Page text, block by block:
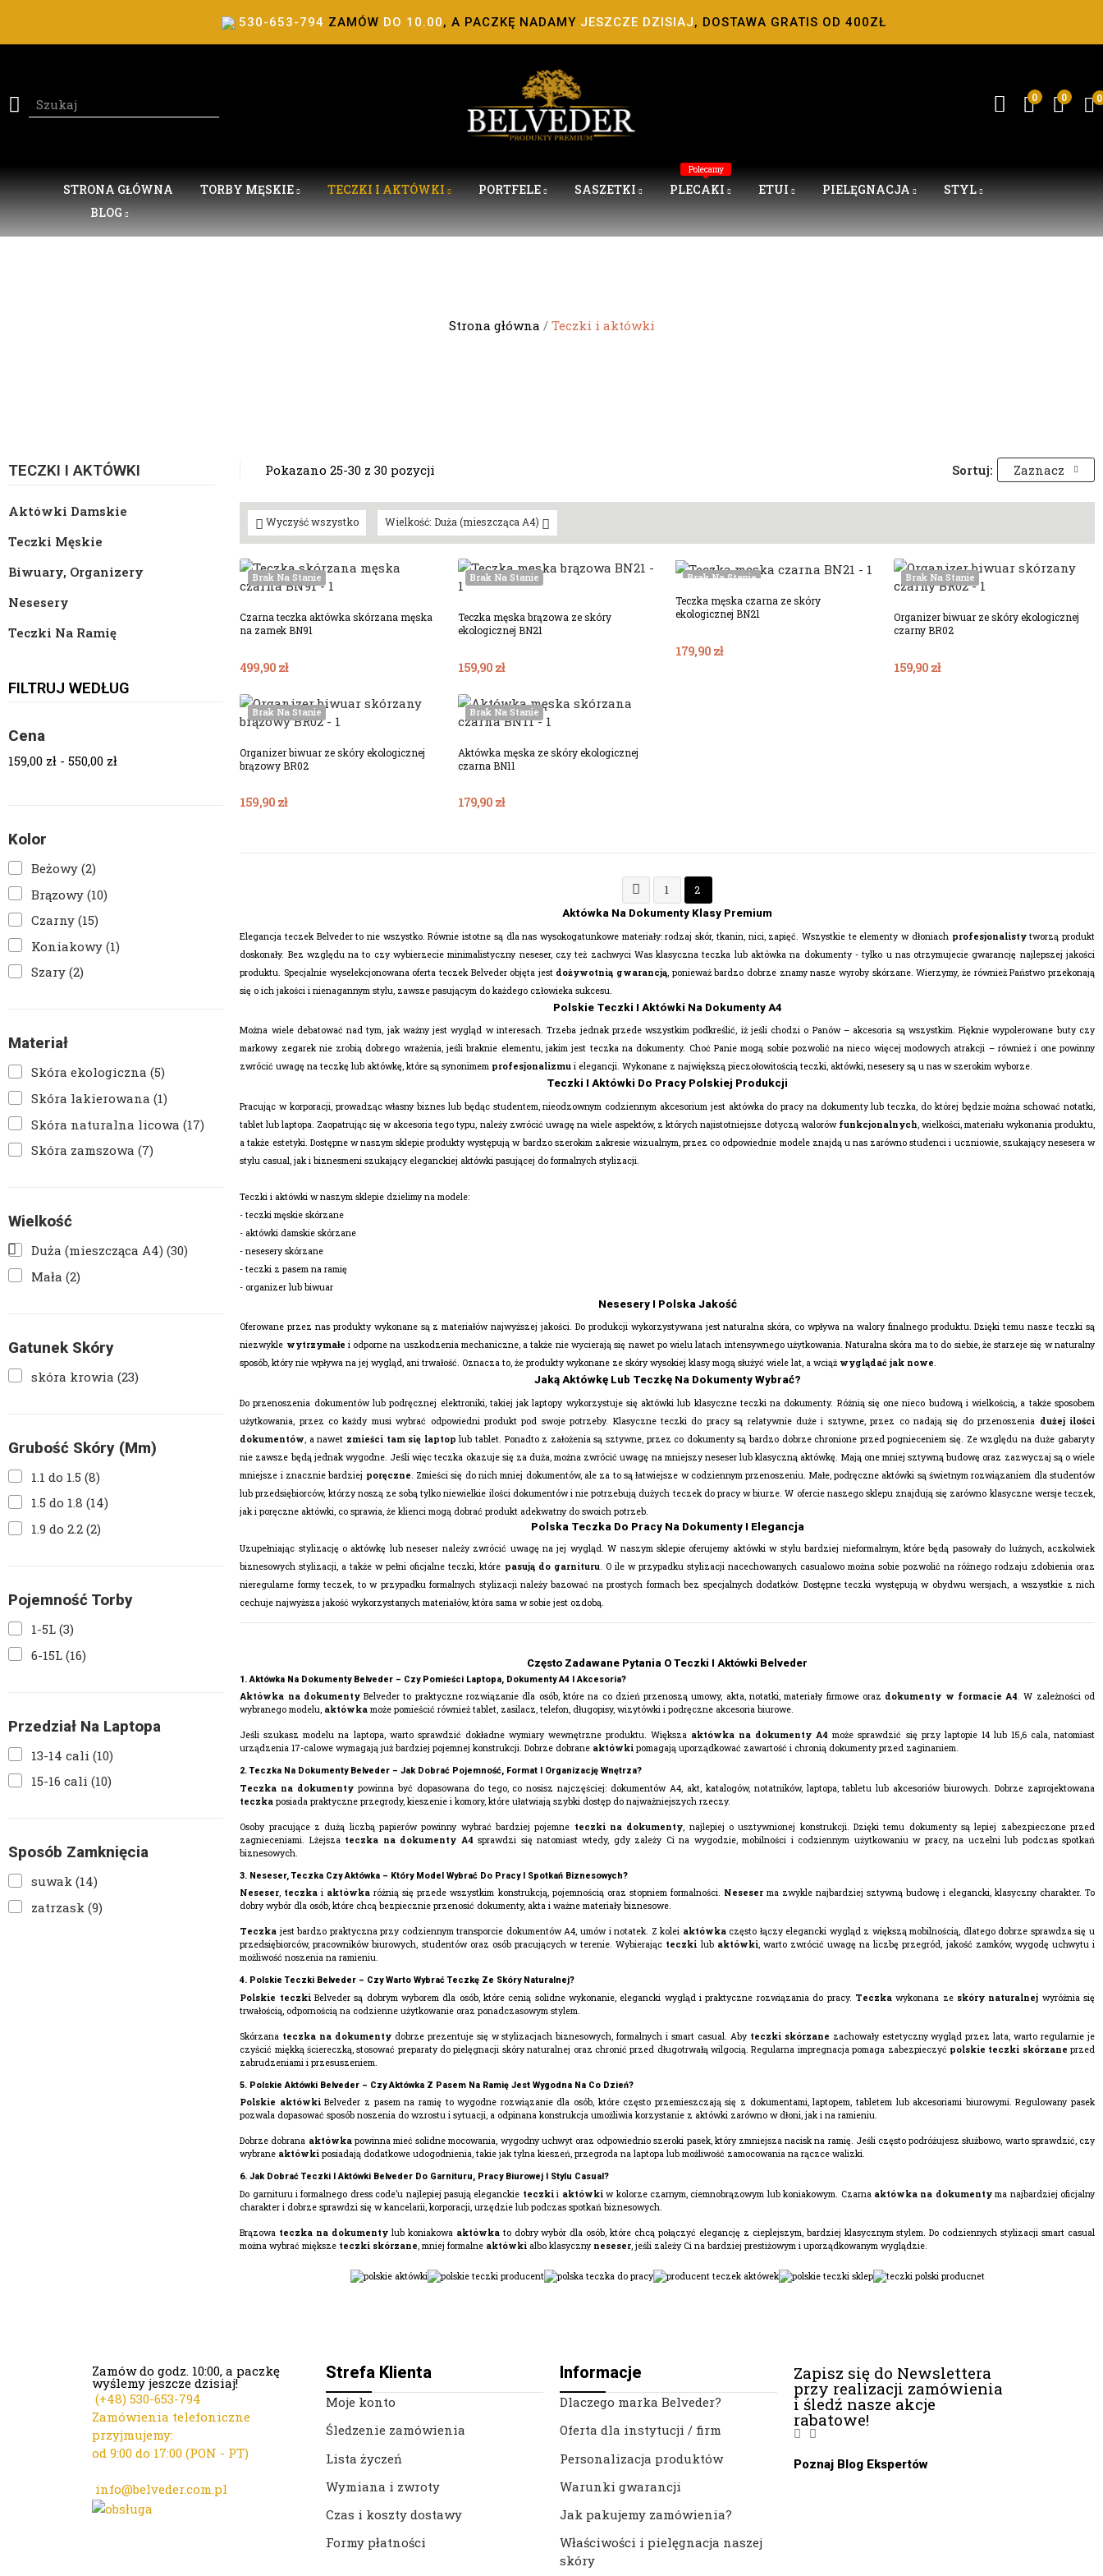
530-653-794 ZAMÓW DO 10.00, A PACZKĘ NADAMY JESZCZE DZISIAJ, DOSTAWA GRATIS OD 400ZŁ
0 0 0
STRONA GŁÓWNA TORBY MĘSKIE TECZKI I AKTÓWKI PORTFELE SASZETKI PLECAKI
Polecamy
ETUI PIELĘGNACJA
STYL
BLOG
Strona główna Teczki i aktówki
TECZKI I AKTÓWKI
Aktówki Damskie
Teczki Męskie
Biwuary, Organizery
Nesesery
Teczki Na Ramię
FILTRUJ WEDŁUG
Cena
159,00 zł - 550,00 zł
Kolor
Beżowy(2)
Brązowy(10)
Czarny(15)
Koniakowy(1)
Szary(2)
Materiał
Skóra ekologiczna(5)
Skóra lakierowana(1)
Skóra naturalna licowa(17)
Skóra zamszowa(7)
Wielkość
Duża (mieszcząca A4)(30)
Mała(2)
Gatunek Skóry
skóra krowia(23)
Grubość Skóry (mm)
1.1 do 1.5(8)
1.5 do 1.8(14)
1.9 do 2.2(2)
Pojemność Torby
1-5L(3)
6-15L(16)
Przedział Na Laptopa
13-14 cali(10)
15-16 cali(10)
Sposób Zamknięcia
suwak(14)
zatrzask(9)
Pokazano 25-30 z 30 pozycji Sortuj: Zaznacz
Wyczyść wszystko Wielkość: Duża (mieszcząca A4)
Brak Na Stanie
Czarna teczka aktówka skórzana męska
na zamek BN91
499,90 zł
Brak Na Stanie
Teczka męska brązowa ze skóry
ekologicznej BN21
159,90 zł
Brak Na Stanie
Teczka męska czarna ze skóry
ekologicznej BN21
179,90 zł
Brak Na Stanie
Organizer biwuar ze skóry ekologicznej
czarny BR02
159,90 zł
Brak Na Stanie
Organizer biwuar ze skóry ekologicznej
brązowy BR02
159,90 zł
Brak Na Stanie
Aktówka męska ze skóry ekologicznej
czarna BN11
179,90 zł
 1 2
Aktówka Na Dokumenty Klasy Premium
Elegancja teczek Belveder to nie wszystko. Równie istotne są dla nas wysokogatunkowe materiały: rodzaj skór, tkanin, nici, zapięć. Wszystkie te elementy w dłoniach profesjonalistytworzą produkt
doskonały. Bez względu na to czy wybierzecie minimalistyczny neseser, czy też zachwyci Was klasyczna teczka lub aktówka na dokumenty- tylko u nas otrzymujecie gwarancję najlepszej jakości
produktu. Specjalnie wyselekcjonowana oferta teczek Belveder objęta jest dożywotnią gwarancją, ponieważ bardzo dobrze znamy nasze wyroby skórzane. Wierzymy, że również Państwo przekonają
się o ich jakości i nienagannym stylu, zawsze pasującym do każdego człowieka sukcesu.
Polskie Teczki I Aktówki Na Dokumenty A4
Można wiele debatować nad tym, jak ważny jest wygląd w interesach. Trzeba jednak przede wszystkim podkreślić, iż jeśli chodzi o Panów – akcesoria są wszystkim. Pięknie wypolerowane buty czy
markowy zegarek nie zrobią dobrego wrażenia, jeśli braknie elementu, jakim jest teczka na dokumenty. Choć Panie mogą sobie pozwolić na nieco więcej modowych atrakcji – również i one powinny
zwrócić uwagę na teczkę lub aktówkę, które są synonimem profesjonalizmu i elegancji. Wykonane z największą pieczołowitością teczki, aktówki, nesesery są u nas w szerokim wyborze.
Teczki I Aktówki Do Pracy Polskiej Produkcji
Pracując w korporacji, prowadząc własny biznes lub będąc studentem, nieodzownym codziennym akcesorium jest aktówka do pracy na dokumenty lub teczka, do której będzie można schować notatki,
tablet lub laptopa. Zaopatrując się w akcesoria tego typu, należy zwrócić uwagę na wiele aspektów, z których najistotniejsze dotyczą walorów funkcjonalnych, wielkości, materiału wykonania produktu,
a także estetyki. Dostępne w naszym sklepie produkty występują w bardzo szerokim zakresie wizualnym, przez co odpowiednie modele znajdą u nas zarówno studenci i uczniowie, szukający nesesera w
stylu casual, jak i biznesmeni szukający eleganckiej aktówki pasującej do formalnych stylizacji.
Teczki i aktówki w naszym sklepie dzielimy na modele:
-teczki męskie skórzane
- aktówki damskie skórzane
-nesesery skórzane
-teczki z pasem na ramię
- organizer lub biwuar
Nesesery I Polska Jakość
Oferowane przez nas produkty wykonane są z materiałów najwyższej jakości. Do produkcji wykorzystywana jest naturalna skóra, co wpływa na walory finalnego produktu. Dzięki temu nasze teczki są
niezwykle wytrzymałe i odporne na uszkodzenia mechaniczne, a także nie wycierają się nawet po wielu latach intensywnego użytkowania. Naturalna skóra ma to do siebie, że starzeje się w naturalny
sposób, który nie wpływa na jej wygląd, ani trwałość. Oznacza to, że produkty wykonane ze skóry wysokiej klasy mogą służyć wiele lat, a wciąż wyglądać jak nowe.
Jaką Aktówkę Lub Teczkę Na Dokumenty Wybrać?
Do przenoszenia dokumentów lub podręcznej elektroniki, takiej jak laptopy wykorzystuje się aktówki lub klasyczne teczki na dokumenty. Różnią się one nieco budową i wielkością, a także sposobem
użytkowania, przez co każdy musi wybrać odpowiedni produkt pod swoje potrzeby. Klasyczne teczki do pracy są relatywnie duże i sztywne, przez co nadają się do przenoszenia dużej ilości
dokumentów, a nawet zmieści tam się laptop lub tablet. Ponadto z założenia są sztywne, przez co dokumenty są bardzo dobrze chronione przed pognieceniem się. Ze względu na duże gabaryty
nie zawsze będą jednak wygodne. Jeśli więc teczka okazuje się za duża, można zwrócić uwagę na mniejszy neseser lub klasyczną aktówkę. Mają one mniej sztywną budowę oraz zazwyczaj są o wiele
mniejsze i znacznie bardziej poręczne. Zmieści się do nich mniej dokumentów, ale za to są łatwiejsze w codziennym przenoszeniu. Małe, podręczne aktówki są świetnym rozwiązaniem dla studentów
lub przedsiębiorców, którzy noszą ze sobą tylko niewielkie ilości dokumentów i nie potrzebują dużych teczek do pracy w biurze. W ofercie naszego sklepu znajdują się zarówno klasyczne wersje teczek,
jak i poręczne aktówki, co sprawia, że klienci mogą dobrać produkt adekwatny do swoich potrzeb.
Polska Teczka Do Pracy Na Dokumenty I Elegancja
Uzupełniając stylizację o aktówkę lub neseser należy zwrócić uwagę na jej wygląd. W naszym sklepie oferujemy aktówki w stylu bardziej nieformalnym, które będą pasowały do luźnych, aczkolwiek
biznesowych stylizacji, a także w pełni oficjalne teczki, które pasują do garnituru. O ile w przypadku stylizacji nacechowanych casualowo można sobie pozwolić na różnego rodzaju zdobienia oraz
nieregularne formy teczek, to w przypadku formalnych stylizacji należy bazować na prostych formach bez specjalnych dodatków. Dostępne teczki występują w obydwu wersjach, a wszystkie z nich
cechuje najwyższa jakość wykorzystanych materiałów, która sama w sobie jest ozdobą.
Często Zadawane Pytania O Teczki I Aktówki Belveder
1. Aktówka Na Dokumenty Belveder – Czy Pomieści Laptopa, Dokumenty A4 I Akcesoria?
Aktówka na dokumentyBelveder to praktyczne rozwiązanie dla osób, które na co dzień przenoszą umowy, akta, notatki, materiały firmowe oraz dokumenty w formacie A4. W zależności od
wybranego modelu, aktówka może pomieścić również tablet, zasilacz, telefon, długopisy, wizytówki i podręczne akcesoria biurowe.
Jeśli szukasz modelu na laptopa, warto sprawdzić dokładne wymiary wewnętrzne produktu. Większa aktówka na dokumenty A4 może sprawdzić się przy laptopie 14 lub 15,6 cala, natomiast
urządzenia 17-calowe wymagają już bardziej pojemnej konstrukcji. Dobrze dobrane aktówki pomagają uporządkować zawartość i chronią dokumenty przed zaginaniem.
2. Teczka Na Dokumenty Belveder – Jak Dobrać Pojemność, Format I Organizację Wnętrza?
Teczka na dokumenty powinna być dopasowana do tego, co nosisz najczęściej: dokumentów A4, akt, katalogów, notatników, laptopa, tabletu lub akcesoriów biurowych. Dobrze zaprojektowana
teczka posiada praktyczne przegrody, kieszenie i komory, które ułatwiają szybki dostęp do najważniejszych rzeczy.
Osoby pracujące z dużą liczbą papierów powinny wybrać bardziej pojemne teczki na dokumenty, najlepiej o usztywnionej konstrukcji. Dzięki temu dokumenty są lepiej zabezpieczone przed
zagnieceniami. Lżejsza teczka na dokumenty A4 sprawdzi się natomiast wtedy, gdy zależy Ci na wygodzie, mobilności i codziennym użytkowaniu w pracy, na uczelni lub podczas spotkań
biznesowych.
3. Neseser, Teczka Czy Aktówka – Który Model Wybrać Do Pracy I Spotkań Biznesowych?
Neseser, teczka i aktówka różnią się przede wszystkim konstrukcją, pojemnością oraz stopniem formalności. Neseserma zwykle najbardziej sztywną budowę i elegancki, klasyczny charakter. To
dobry wybór dla osób, które chcą bezpiecznie przenosić dokumenty, akta i ważne materiały biznesowe.
Teczka jest bardzo praktyczna przy codziennym transporcie dokumentów A4, umów i notatek. Z kolei aktówkaczęsto łączy elegancki wygląd z większą mobilnością, dlatego dobrze sprawdza się u
przedsiębiorców, pracowników biurowych, studentów oraz osób pracujących w terenie. Wybierając teczki lub aktówki, warto zwrócić uwagę na liczbę przegród, jakość zamków, wygodę uchwytu i
możliwość noszenia na ramieniu.
4. Polskie Teczki Belveder – Czy Warto Wybrać Teczkę Ze Skóry Naturalnej?
Polskie teczkiBelveder są dobrym wyborem dla osób, które cenią solidne wykonanie, elegancki wygląd i praktyczne rozwiązania do pracy. Teczkawykonana ze skóry naturalnej wyróżnia się
trwałością, odpornością na codzienne użytkowanie oraz ponadczasowym stylem.
Skórzana teczka na dokumentydobrze prezentuje się w stylizacjach biznesowych, formalnych i smart casual. Aby teczki skórzane zachowały estetyczny wygląd przez lata, warto regularnie je
czyścić miękką ściereczką, stosować preparaty do pielęgnacji skóry naturalnej oraz chronić przed długotrwałą wilgocią. Regularna impregnacja pomaga zabezpieczyć polskie teczki skórzane przed
zabrudzeniami i przesuszeniem.
5. Polskie Aktówki Belveder – Czy Aktówka Z Pasem Na Ramię Jest Wygodna Na Co Dzień?
Polskie aktówkiBelveder z pasem na ramię to wygodne rozwiązanie dla osób, które często przemieszczają się z dokumentami, laptopem, tabletem lub akcesoriami biurowymi. Regulowany pasek
pozwala dopasować sposób noszenia do wzrostu i sytuacji, a odpinana konstrukcja umożliwia korzystanie z aktówki zarówno w dłoni, jak i na ramieniu.
Dobrze dobrana aktówkapowinna mieć solidne mocowania, wygodny uchwyt oraz odpowiednio szeroki pasek, który zmniejsza nacisk na ramię. Jeśli często podróżujesz służbowo, warto sprawdzić, czy
wybrane aktówki posiadają dodatkowe udogodnienia, takie jak tylna kieszeń, przegroda na laptopa lub możliwość zamocowania na rączce walizki.
6. Jak Dobrać Teczki I Aktówki Belveder Do Garnituru, Pracy Biurowej I Stylu Casual?
Do garnituru i formalnego dress code’u najlepiej pasują eleganckie teczkii aktówkiw kolorze czarnym, ciemnobrązowym lub koniakowym. Czarna aktówka na dokumentyma najbardziej oficjalny
charakter i dobrze sprawdzi się w kancelarii, korporacji, urzędzie lub podczas spotkań biznesowych.
Brązowa teczka na dokumentylub koniakowa aktówkato dobry wybór dla osób, które chcą połączyć elegancję z cieplejszym, bardziej klasycznym stylem. Do codziennych stylizacji smart casual
można wybrać miększe teczki skórzane, mniej formalne aktówki albo klasyczny neseser, jeśli zależy Ci na bardziej prestiżowym i uporządkowanym wyglądzie.
Zamów do godz. 10:00, a paczkę
wyślemy jeszcze dzisiaj!
(+48) 530-653-794
Zamówienia telefoniczne
przyjmujemy:
od 9:00 do 17:00 (PON - PT)
info@belveder.com.pl
Strefa Klienta
Moje konto
Śledzenie zamówienia
Lista życzeń
Wymiana i zwroty
Czas i koszty dostawy
Formy płatności
Informacje
Dlaczego marka Belveder?
Oferta dla instytucji / firm
Personalizacja produktów
Warunki gwarancji
Jak pakujemy zamówienia?
Właściwości i pielęgnacja naszej
skóry
Zapisz się do Newslettera
przy realizacji zamówienia
i śledź nasze akcje
rabatowe!
Poznaj Blog Ekspertów